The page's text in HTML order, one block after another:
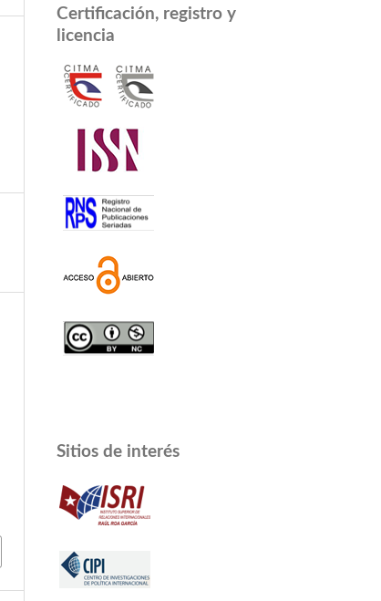
Certificación, registro y
licencia
Sitios de interés